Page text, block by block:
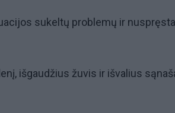
sukeltų problemų ir
išgaudžius žuvis ir išvalius